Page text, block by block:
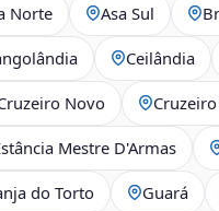
Norte Asa Sul
Ceilândia
Novo
Mestre D'Armas
do Torto Guará